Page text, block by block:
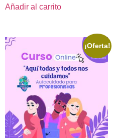
Añadir al carrito
¡Oferta!